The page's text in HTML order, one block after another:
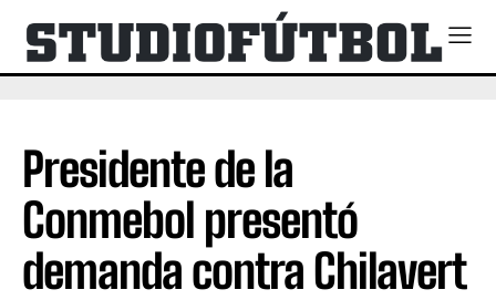
Presidente de la
Conmebol presentó
demanda contra Chilavert